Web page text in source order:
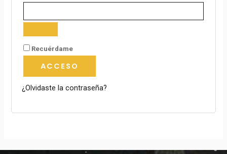
Recuérdame
ACCESO
¿Olvidaste la contraseña?